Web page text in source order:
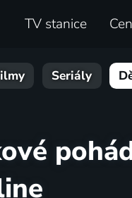
TV stanice
Seriály